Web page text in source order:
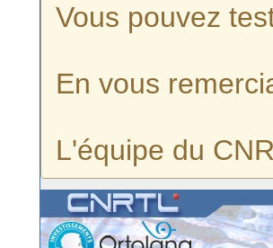
Vous pouvez
En vous
L'équipe du